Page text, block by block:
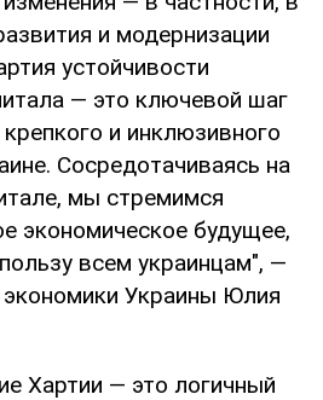
и модернизации
устойчивости
— это ключевой шаг
и инклюзивного
Сосредотачиваясь на
мы стремимся
экономическое будущее,
всем украинцам", —
Украины Юлия
Хартии — это логичный